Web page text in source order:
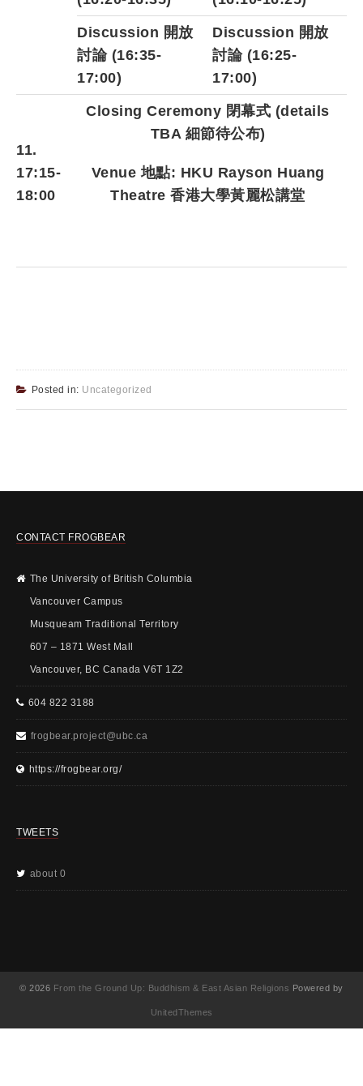
Discussion 開放
討論 (16:35-
17:00)
Discussion 開放
討論 (16:25-
17:00)
11.
17:15-
18:00
Closing Ceremony 閉幕式 (details
TBA 細節待公布)
Venue地點: HKU Rayson Huang
Theatre香港大學黃麗松講堂
Posted in: Uncategorized
CONTACT FROGBEAR
The University of British Columbia
Vancouver Campus
Musqueam Traditional Territory
607 – 1871 West Mall
Vancouver, BC Canada V6T 1Z2
604 822 3188
frogbear.project@ubc.ca
https://frogbear.org/
TWEETS
about 0
© 2026 From the Ground Up: Buddhism & East Asian Religions Powered by
UnitedThemes